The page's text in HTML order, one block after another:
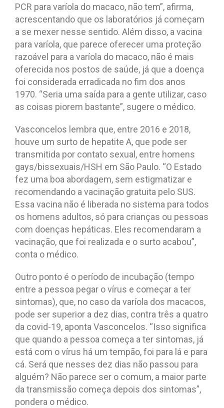
PCR para varíola do macaco, não tem”, afirma,
acrescentando que os laboratórios já começam
a se mexer nesse sentido. Além disso, a vacina
para varíola, que parece oferecer uma proteção
razoável para a varíola do macaco, não é mais
oferecida nos postos de saúde, já que a doença
foi considerada erradicada no fim dos anos
1970. “Seria uma saída para a gente utilizar, caso
as coisas piorem bastante”, sugere o médico.
Vasconcelos lembra que, entre 2016 e 2018,
houve um surto de hepatite A, que pode ser
transmitida por contato sexual, entre homens
gays/bissexuais/HSH em São Paulo. “O Estado
fez uma boa abordagem, sem estigmatizar e
recomendando a vacinação gratuita pelo SUS.
Essa vacina não é liberada no sistema para todos
os homens adultos, só para crianças ou pessoas
com doenças hepáticas. Eles recomendaram a
vacinação, que foi realizada e o surto acabou”,
conta o médico.
Outro ponto é o período de incubação (tempo
entre a pessoa pegar o vírus e começar a ter
sintomas), que, no caso da varíola dos macacos,
pode ser superior a dez dias, contra três a quatro
da covid-19, aponta Vasconcelos. “Isso significa
que quando a pessoa começa a ter sintomas, já
está com o vírus há um tempão, foi para lá e para
cá. Será que nesses dez dias não passou para
alguém? Não parece ser o comum, a maior parte
da transmissão começa depois dos sintomas”,
pondera o médico.